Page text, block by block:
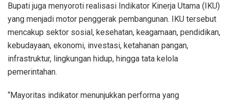
Bupati juga menyoroti realisasi Indikator Kinerja Utama (IKU)
yang menjadi motor penggerak pembangunan. IKU tersebut
mencakup sektor sosial, kesehatan, keagamaan, pendidikan,
kebudayaan, ekonomi, investasi, ketahanan pangan,
infrastruktur, lingkungan hidup, hingga tata kelola
pemerintahan.
“Mayoritas indikator menunjukkan performa yang